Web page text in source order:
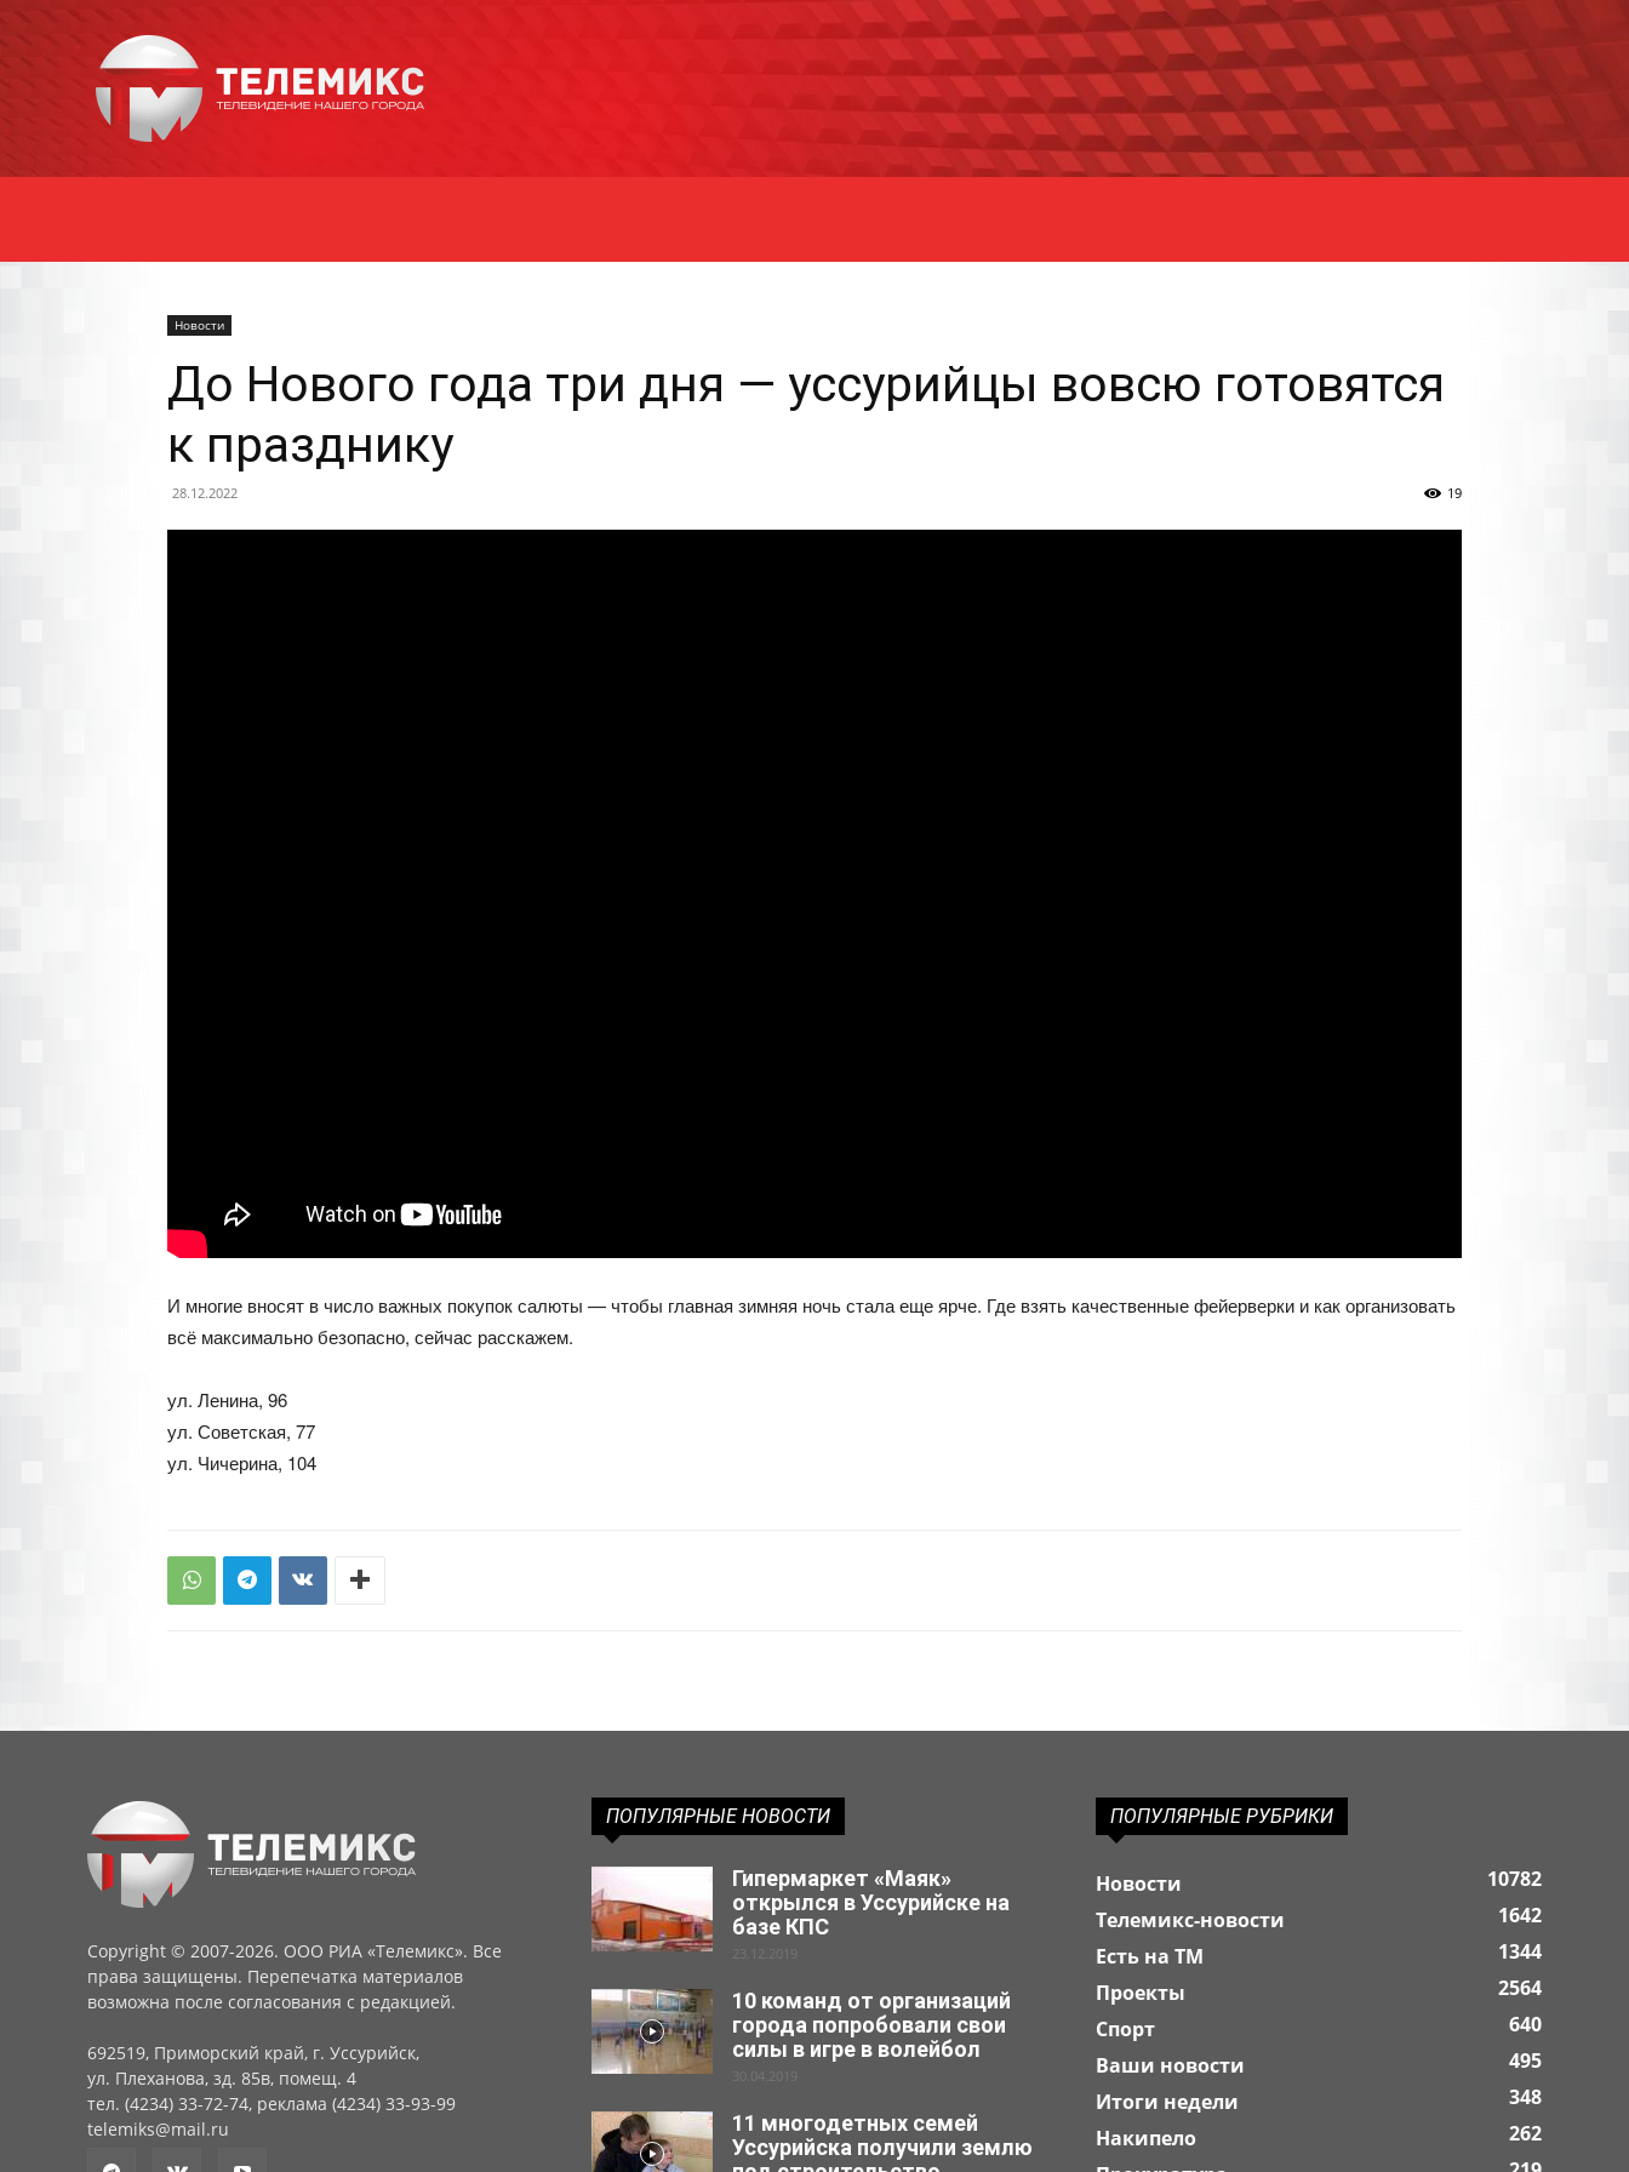
Уссурийска
Новости
До Нового года три дня — уссурийцы вовсю готовятся
к празднику
28.12.2022 19
И многие вносят в число важных покупок салюты — чтобы главная зимняя ночь стала еще ярче. Где взять качественные фейерверки и как организовать
всё максимально безопасно, сейчас расскажем.
ул. Ленина, 96
ул. Советская, 77
ул. Чичерина, 104
Copyright © 2007-2026. ООО РИА «Телемикс». Все
права защищены. Перепечатка материалов
возможна после согласования с редакцией.
692519, Приморский край, г. Уссурийск,
ул. Плеханова, зд. 85в, помещ. 4
тел. (4234) 33-72-74, реклама (4234) 33-93-99
telemiks@mail.ru
ПОПУЛЯРНЫЕ НОВОСТИ
Гипермаркет «Маяк»
открылся в Уссурийске на
базе КПС
23.12.2019
10 команд от организаций
города попробовали свои
силы в игре в волейбол
30.04.2019
11 многодетных семей
Уссурийска получили землю
ПОПУЛЯРНЫЕ РУБРИКИ
Новости
10782
Телемикс-новости
1642
Есть на ТМ
1344
Проекты
2564
Спорт
640
Ваши новости
495
Итоги недели
348
Накипело
262